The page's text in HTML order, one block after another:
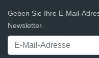
Geben Sie Ihre E-Mail-
Newsletter.